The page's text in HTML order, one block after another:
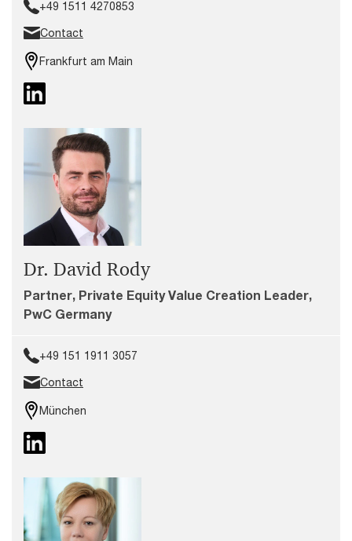
+49 1511 4270853
Contact
Frankfurt am Main
Dr. David Rody
Partner, Private Equity Value Creation Leader,
PwC Germany
+49 151 1911 3057
Contact
München